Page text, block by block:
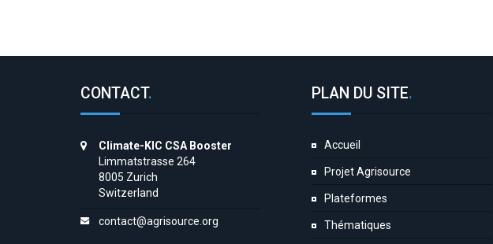
CONTACT.
Climate-KIC CSA Booster
Limmatstrasse 264
8005 Zurich
Switzerland
contact@agrisource.org
PLAN DU SITE.
Accueil
Projet Agrisource
Plateformes
Thématiques